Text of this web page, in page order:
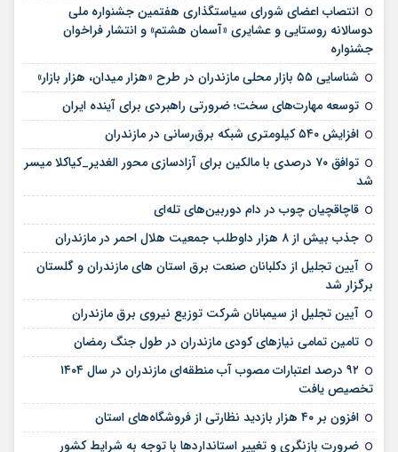
انتصاب اعضای شورای سیاستگذاری هفتمین جشنواره ملی
دوسالانه روستایی و عشایری «آسمان هشتم» و انتشار فراخوان
جشنواره
شناسایی ۵۵ بازار محلی مازندران در طرح «هزار میدان، هزار بازار»
توسعه مهارت‌های سخت؛ ضرورتی راهبردی برای آینده ایران
افزایش ۵۴۰ کیلومتری شبکه برق‌رسانی در مازندران
توافق ۷۰ درصدی با مالکین برای آزادسازی محور الغدیر_کیاکلا میسر
شد
قاچاقچیان چوب در دام دوربین‌های تله‌ای
جذب بیش از ۸ هزار داوطلب جمعیت هلال احمر در مازندران
آیین تجلیل از دکلبانان صنعت برق استان های مازندران و گلستان
برگزار شد
آیین تجلیل از سیمبانان شركت توزیع نیروی برق مازندران
تامین تمامی نیازهای کودی مازندران در طول جنگ رمضان
۹۲ درصد اعتبارات مصوب آب منطقه‌ای مازندران در سال ۱۴۰۴
تخصیص یافت
افزون بر ۴۰ هزار بازدید نظارتی از فروشگاه‌های استان
ضرورت بازنگری و تغییر استانداردها با توجه به شرایط کشور